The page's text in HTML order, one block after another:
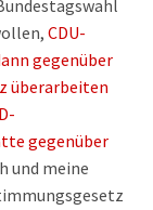
CDU-
gegenüber
überarbeiten
gegenüber
und meine